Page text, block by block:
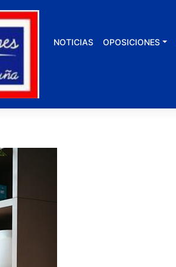
NOTICIAS OPOSICIONES